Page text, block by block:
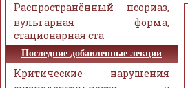
Распространённый псориаз,
вульгарная форма,
стационарная ста
Последние добавленные лекции
Критические нарушения